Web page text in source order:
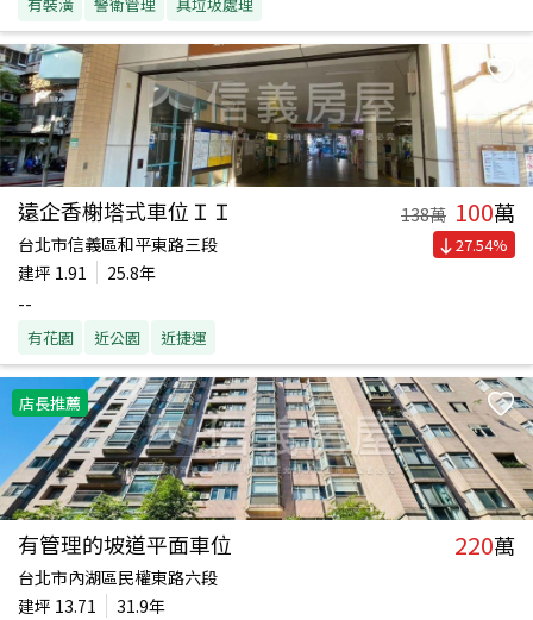
遠企香榭塔式車位ＩＩ 138萬 100萬
台北市信義區和平東路三段
建坪 1.91
25.8年
--
有花園 近公園 近捷運
27.54%
店長推薦
有管理的坡道平面車位 220萬
台北市內湖區民權東路六段
建坪 13.71
31.9年